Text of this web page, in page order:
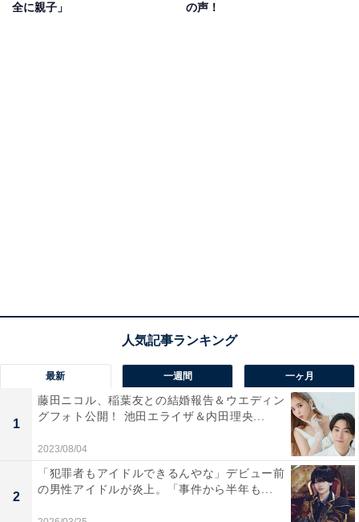
全に親子」
の声！
最新 一週間 一ヶ月
1
藤田ニコル、稲葉友との結婚報告＆ウエディン
グフォト公開！ 池田エライザ＆内田理央...
2023/08/04
2
「犯罪者もアイドルできるんやな」デビュー前
の男性アイドルが炎上。「事件から半年も...